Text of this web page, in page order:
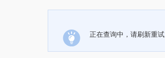
正在查询中，请刷新重试